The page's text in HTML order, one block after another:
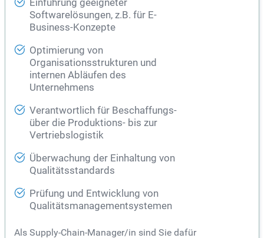
Einführung geeigneter
Softwarelösungen, z.B. für E-
Business-Konzepte
Optimierung von
Organisationsstrukturen und
internen Abläufen des
Unternehmens
Verantwortlich für Beschaffungs-
über die Produktions- bis zur
Vertriebslogistik
Überwachung der Einhaltung von
Qualitätsstandards
Prüfung und Entwicklung von
Qualitätsmanagementsystemen
Als Supply-Chain-Manager/in sind Sie dafür